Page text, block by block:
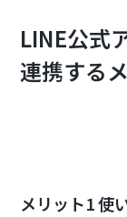
LINE公式
連携する
メリット1 使